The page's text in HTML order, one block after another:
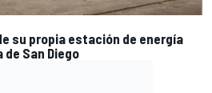
su propia estación de energía
San Diego